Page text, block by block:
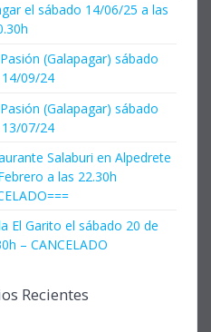
el sábado 14/06/25 a las
(Galapagar) sábado
09/24
(Galapagar) sábado
07/24
Salaburi en Alpedrete
a las 22.30h
El Garito el sábado 20 de
– CANCELADO
Recientes